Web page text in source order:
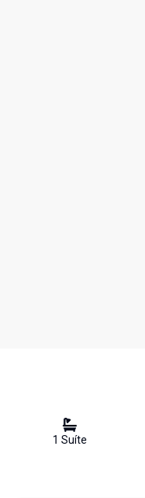
1 Suíte